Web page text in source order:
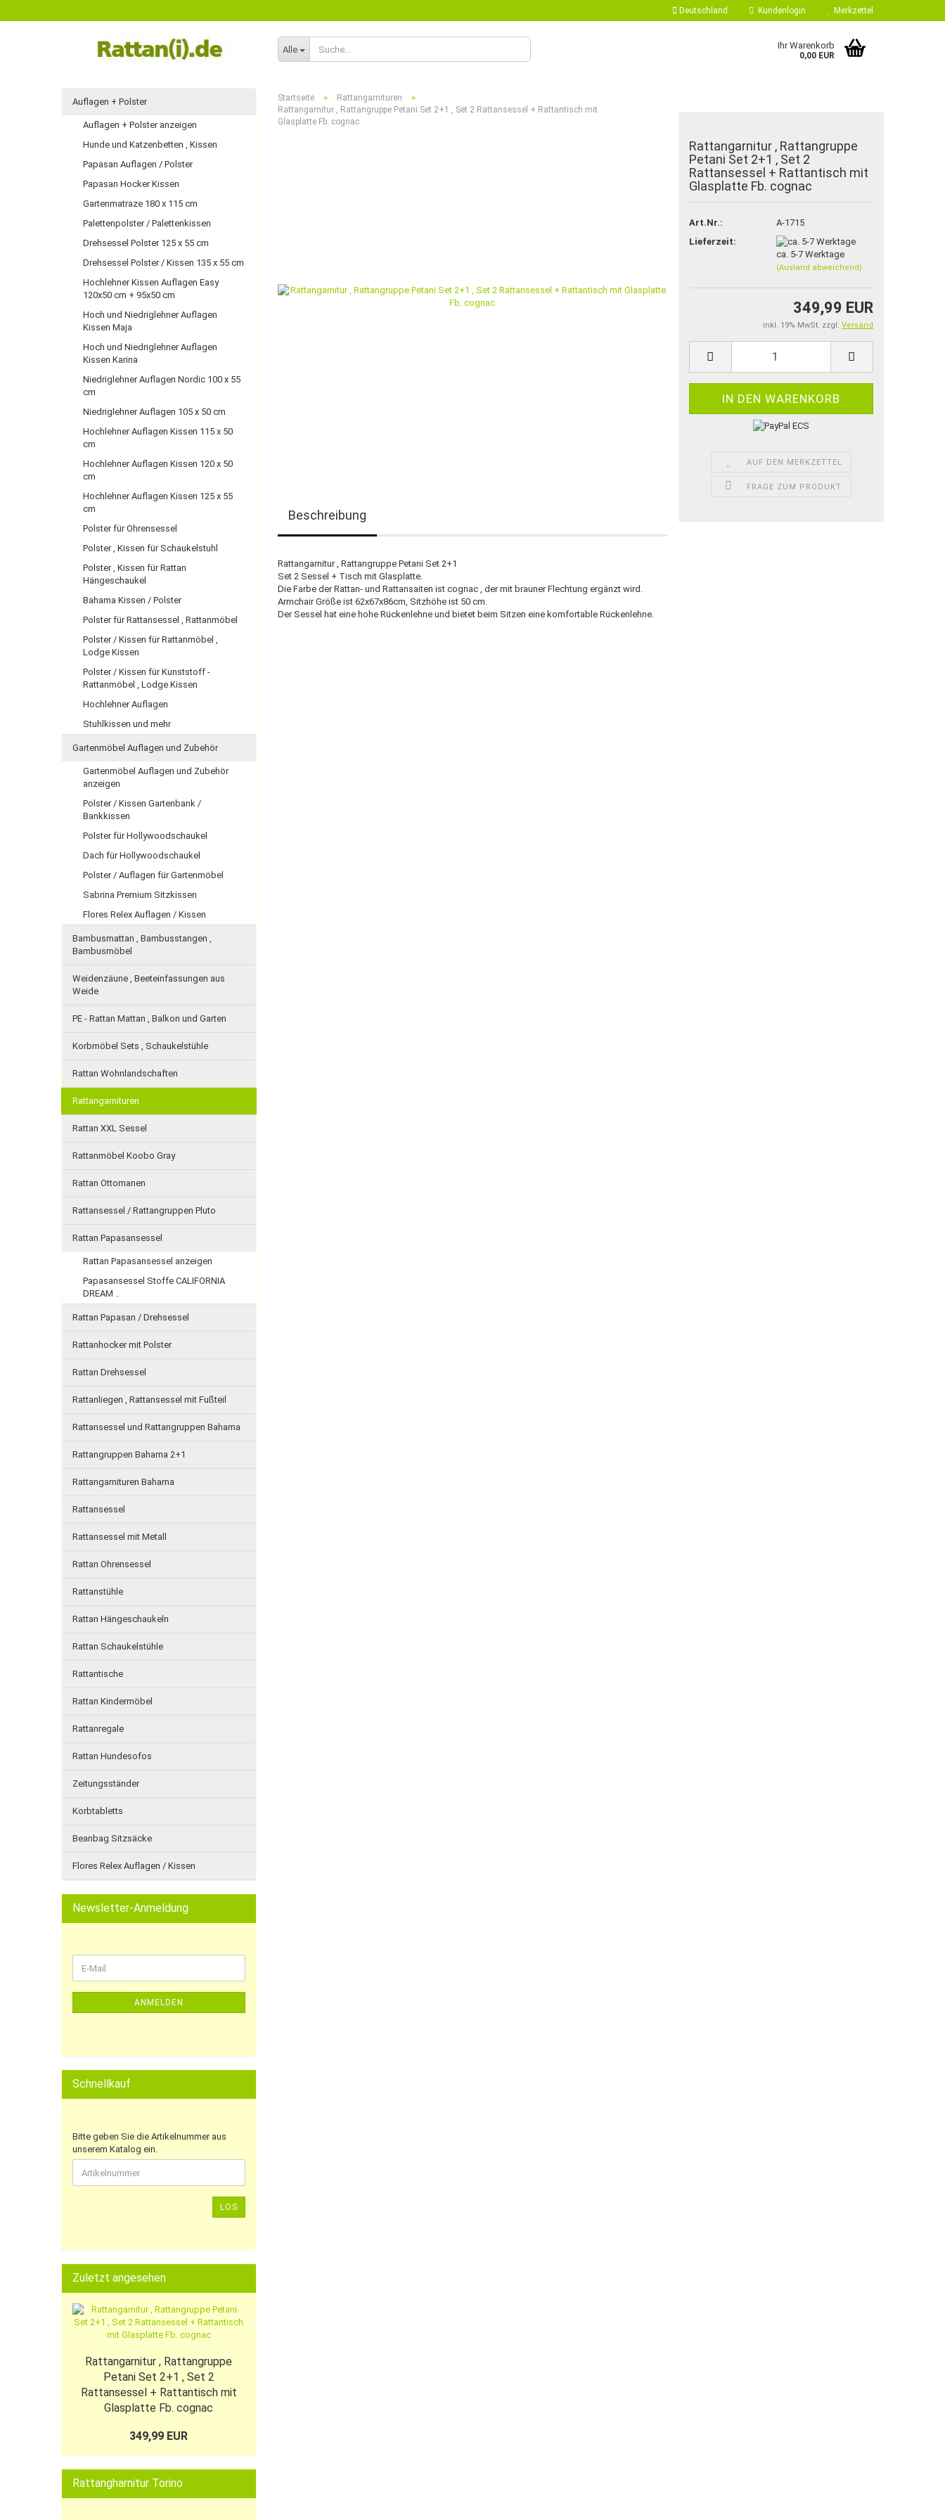
Deutschland
Lieferland
Kundenlogin
Passwort vergessen?
Merkzettel
Alle Ihr Warenkorb
0,00 EUR
Startseite » Rattangarnituren »
Rattangarnitur , Rattangruppe Petani Set 2+1 , Set 2 Rattansessel + Rattantisch mit
Glasplatte Fb. cognac
Rattangarnitur , Rattangruppe
Petani Set 2+1 , Set 2
Rattansessel + Rattantisch mit
Glasplatte Fb. cognac
Art.Nr.:
A-1715
Lieferzeit:
ca. 5-7 Werktage
(Ausland abweichend)
349,99 EUR
inkl. 19% MwSt. zzgl. Versand
AUF DEN MERKZETTEL
FRAGE ZUM PRODUKT
Beschreibung
Rattangarnitur , Rattangruppe Petani Set 2+1
Set 2 Sessel + Tisch mit Glasplatte.
Die Farbe der Rattan- und Rattansaiten ist cognac , der mit brauner Flechtung ergänzt wird.
Armchair Größe ist 62x67x86cm, Sitzhöhe ist 50 cm.
Der Sessel hat eine hohe Rückenlehne und bietet beim Sitzen eine komfortable Rückenlehne.
Auflagen + Polster
Auflagen + Polster anzeigen
Hunde und Katzenbetten , Kissen
Papasan Auflagen / Polster
Papasan Hocker Kissen
Gartenmatraze 180 x 115 cm
Palettenpolster / Palettenkissen
Drehsessel Polster 125 x 55 cm
Drehsessel Polster / Kissen 135 x 55 cm
Hochlehner Kissen Auflagen Easy
120x50 cm + 95x50 cm
Hoch und Niedriglehner Auflagen
Kissen Maja
Hoch und Niedriglehner Auflagen
Kissen Karina
Niedriglehner Auflagen Nordic 100 x 55
cm
Niedriglehner Auflagen 105 x 50 cm
Hochlehner Auflagen Kissen 115 x 50
cm
Hochlehner Auflagen Kissen 120 x 50
cm
Hochlehner Auflagen Kissen 125 x 55
cm
Polster für Ohrensessel
Polster , Kissen für Schaukelstuhl
Polster , Kissen für Rattan
Hängeschaukel
Bahama Kissen / Polster
Polster für Rattansessel , Rattanmöbel
Polster / Kissen für Rattanmöbel ,
Lodge Kissen
Polster / Kissen für Kunststoff -
Rattanmöbel , Lodge Kissen
Hochlehner Auflagen
Stuhlkissen und mehr
Gartenmöbel Auflagen und Zubehör
Gartenmöbel Auflagen und Zubehör
anzeigen
Polster / Kissen Gartenbank /
Bankkissen
Polster für Hollywoodschaukel
Dach für Hollywoodschaukel
Polster / Auflagen für Gartenmöbel
Sabrina Premium Sitzkissen
Flores Relex Auflagen / Kissen
Bambusmattan , Bambusstangen ,
Bambusmöbel
Weidenzäune , Beeteinfassungen aus
Weide
PE - Rattan Mattan , Balkon und Garten
Korbmöbel Sets , Schaukelstühle
Rattan Wohnlandschaften
Rattangarnituren
Rattan XXL Sessel
Rattanmöbel Koobo Gray
Rattan Ottomanen
Rattansessel / Rattangruppen Pluto
Rattan Papasansessel
Rattan Papasansessel anzeigen
Papasansessel Stoffe CALIFORNIA
DREAM ..
Rattan Papasan / Drehsessel
Rattanhocker mit Polster
Rattan Drehsessel
Rattanliegen , Rattansessel mit Fußteil
Rattansessel und Rattangruppen Bahama
Rattangruppen Bahama 2+1
Rattangarnituren Bahama
Rattansessel
Rattansessel mit Metall
Rattan Ohrensessel
Rattanstühle
Rattan Hängeschaukeln
Rattan Schaukelstühle
Rattantische
Rattan Kindermöbel
Rattanregale
Rattan Hundesofos
Zeitungsständer
Korbtabletts
Beanbag Sitzsäcke
Flores Relex Auflagen / Kissen
Newsletter-Anmeldung
ANMELDEN
Schnellkauf
Bitte geben Sie die Artikelnummer aus
unserem Katalog ein.
LOS
Zuletzt angesehen
Rattangarnitur , Rattangruppe
Petani Set 2+1 , Set 2
Rattansessel + Rattantisch mit
Glasplatte Fb. cognac
349,99 EUR
Rattangharnitur Torino